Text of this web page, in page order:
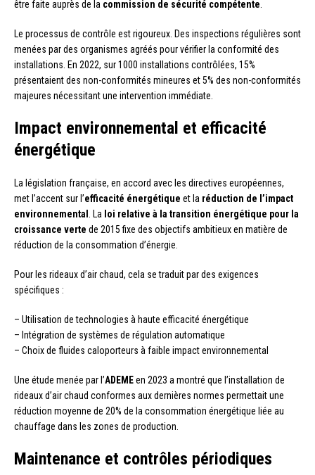
être faite auprès de la commission de sécurité compétente.
Le processus de contrôle est rigoureux. Des inspections régulières sont
menées par des organismes agréés pour vérifier la conformité des
installations. En 2022, sur 1000 installations contrôlées, 15%
présentaient des non-conformités mineures et 5% des non-conformités
majeures nécessitant une intervention immédiate.
Impact environnemental et efficacité
énergétique
La législation française, en accord avec les directives européennes,
met l’accent sur l’efficacité énergétique et la réduction de l’impact
environnemental . La loi relative à la transition énergétique pour la
croissance verte de 2015 fixe des objectifs ambitieux en matière de
réduction de la consommation d’énergie.
Pour les rideaux d’air chaud, cela se traduit par des exigences
spécifiques :
– Utilisation de technologies à haute efficacité énergétique
– Intégration de systèmes de régulation automatique
– Choix de fluides caloporteurs à faible impact environnemental
Une étude menée par l’ADEMEen 2023 a montré que l’installation de
rideaux d’air chaud conformes aux dernières normes permettait une
réduction moyenne de 20% de la consommation énergétique liée au
chauffage dans les zones de production.
Maintenance et contrôles périodiques